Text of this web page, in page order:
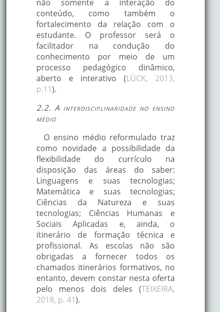
não somente a interação do
conteúdo, como também o
fortalecimento da relação com o
estudante. O professor será o
facilitador na condução do
conhecimento por meio de um
processo pedagógico dinâmico,
aberto e interativo (LÜCK, 2013,
p.11).
2.2. A interdisciplinaridade no ensino
médio
O ensino médio reformulado traz
como novidade a possibilidade da
flexibilidade do currículo na
disposição das áreas do saber:
Linguagens e suas tecnologias;
Matemática e suas tecnologias;
Ciências da Natureza e suas
tecnologias; Ciências Humanas e
Sociais Aplicadas e, ainda, o
itinerário de formação técnica e
profissional. As escolas não são
obrigadas a fornecer todos os
chamados itinerários formativos, no
entanto, devem constar nesta oferta
pelo menos dois deles (TEIXEIRA,
2018, p. 41).